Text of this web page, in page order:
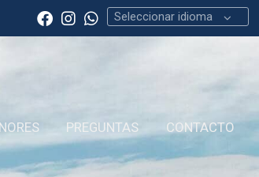
Seleccionar idioma
PREGUNTAS CONTACTO